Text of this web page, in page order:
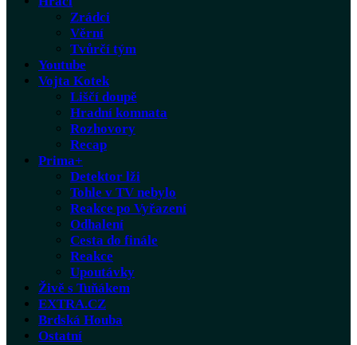
Zrádci
Věrní
Tvůrčí tým
Youtube
Vojta Kotek
Liščí doupě
Hradní komnata
Rozhovory
Recap
Prima+
Detektor lži
Tohle v TV nebylo
Reakce po Vyřazení
Odhalení
Cesta do finále
Reakce
Upoutávky
Živě s Tuňákem
EXTRA.CZ
Brdská Houba
Ostatní